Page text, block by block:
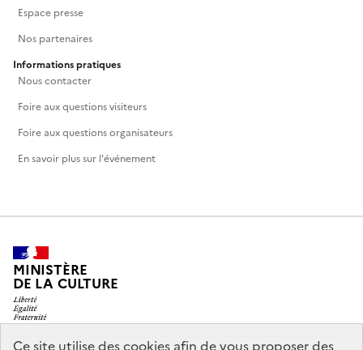
Ce site utilise des cookies afin de vous proposer des
Espace presse
Nos partenaires
Informations pratiques
Nous contacter
Foire aux questions visiteurs
Foire aux questions organisateurs
En savoir plus sur l'événement
MINISTÈRE
DE LA CULTURE